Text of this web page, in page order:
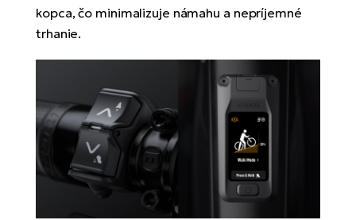
kopca, čo minimalizuje námahu a nepríjemné
trhanie.